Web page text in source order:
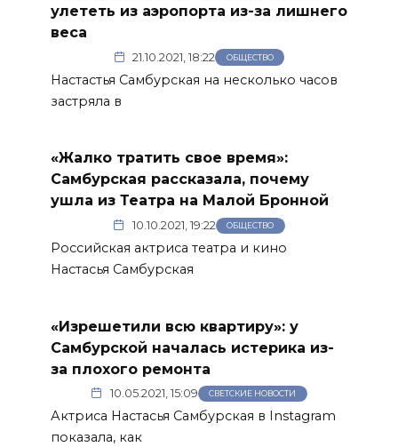
улететь из аэропорта из-за лишнего
веса
21.10.2021, 18:22 ОБЩЕСТВО
Настастья Самбурская на несколько часов
застряла в
«Жалко тратить свое время»:
Самбурская рассказала, почему
ушла из Театра на Малой Бронной
10.10.2021, 19:22 ОБЩЕСТВО
Российская актриса театра и кино
Настасья Самбурская
«Изрешетили всю квартиру»: у
Самбурской началась истерика из-
за плохого ремонта
10.05.2021, 15:09 СВЕТСКИЕ НОВОСТИ
Актриса Настасья Самбурская в Instagram
показала, как